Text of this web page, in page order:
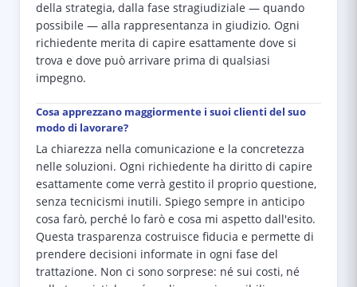
della strategia, dalla fase stragiudiziale — quando
possibile — alla rappresentanza in giudizio. Ogni
richiedente merita di capire esattamente dove si
trova e dove può arrivare prima di qualsiasi
impegno.
Cosa apprezzano maggiormente i suoi clienti del suo
modo di lavorare?
La chiarezza nella comunicazione e la concretezza
nelle soluzioni. Ogni richiedente ha diritto di capire
esattamente come verrà gestito il proprio questione,
senza tecnicismi inutili. Spiego sempre in anticipo
cosa farò, perché lo farò e cosa mi aspetto dall'esito.
Questa trasparenza costruisce fiducia e permette di
prendere decisioni informate in ogni fase del
trattazione. Non ci sono sorprese: né sui costi, né